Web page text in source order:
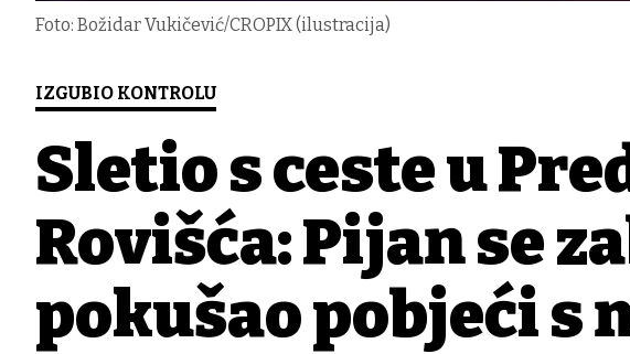
Foto: Božidar Vukičević/CROPIX (ilustracija)
IZGUBIO KONTROLU
Sletio s ceste u
Rovišća: Pijan se
pokušao pobjeći s